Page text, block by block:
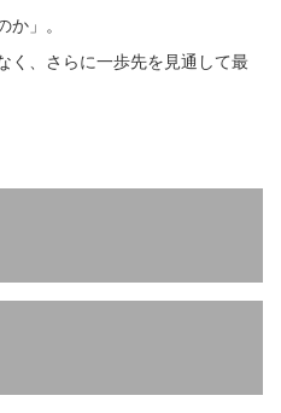
か」。
く、さらに一歩先を見通して最